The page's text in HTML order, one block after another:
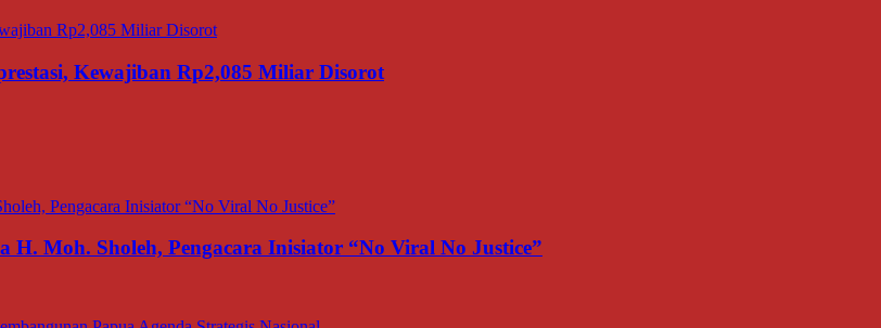
Kewajiban Rp2,085 Miliar Disorot
Moh. Sholeh, Pengacara Inisiator “No Viral No Justice”